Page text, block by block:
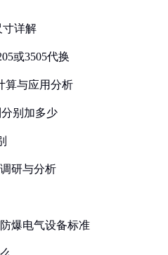
寸详解
或3505代换
算与应用分析
别加多少
研与分析
爆电气设备标准